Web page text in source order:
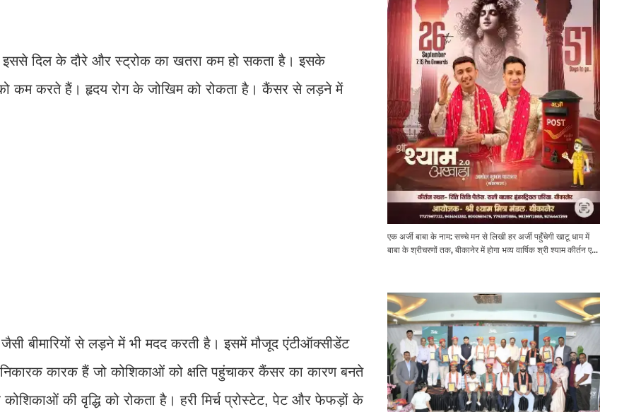
दिल के दौरे और स्ट्रोक का खतरा कम हो सकता है। इसके
को कम करते हैं। हृदय रोग के जोखिम को रोकता है। कैंसर से लड़ने में
बीमारियों से लड़ने में भी मदद करती है। इसमें मौजूद एंटीऑक्सीडेंट
कारक हैं जो कोशिकाओं को क्षति पहुंचाकर कैंसर का कारण बनते
की वृद्धि को रोकता है। हरी मिर्च प्रोस्टेट, पेट और फेफड़ों के
एक अर्जी बाबा के नाम: सच्चे मन से लिखी हर अर्जी पहुँचेगी खाटू धाम में
बाबा के श्रीचरणों तक, बीकानेर में होगा भव्य वार्षिक श्री श्याम कीर्तन एवं